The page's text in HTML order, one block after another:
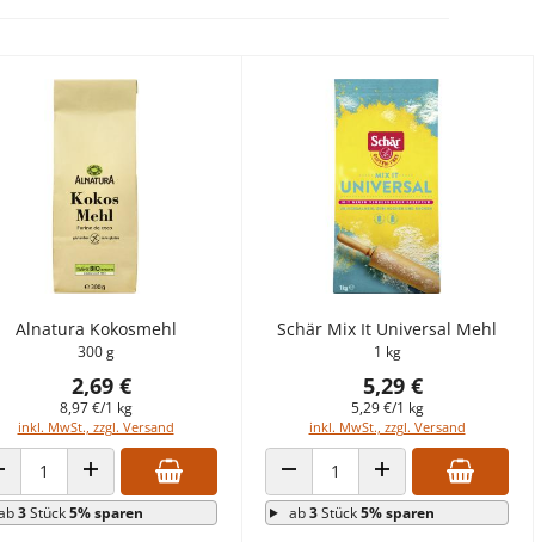
Alnatura Kokosmehl
300 g
2,69 €
8,97 €/1 kg
inkl. MwSt., zzgl. Versand
VERRINGERN
ANZAHL ERHÖHEN
3Stück5% sparen
Schär Mix It Universal Mehl
1 kg
5,29 €
5,29 €/1 kg
inkl. MwSt., zzgl. Versand
ANZAHL VERRINGERNANZAHL ERHÖHEN
ab3Stück5% sparen